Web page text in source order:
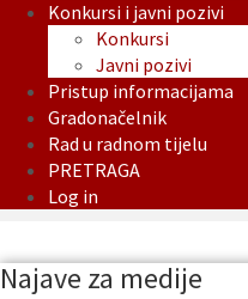
Konkursi i javni pozivi
Konkursi
Javni pozivi
Pristup informacijama
Gradonačelnik
Rad u radnom tijelu
PRETRAGA
Log in
Najave za medije